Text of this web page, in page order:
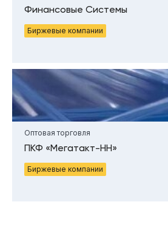
Финансовые Системы
Биржевые компании
Оптовая торговля
ПКФ «Мегатакт-НН»
Биржевые компании